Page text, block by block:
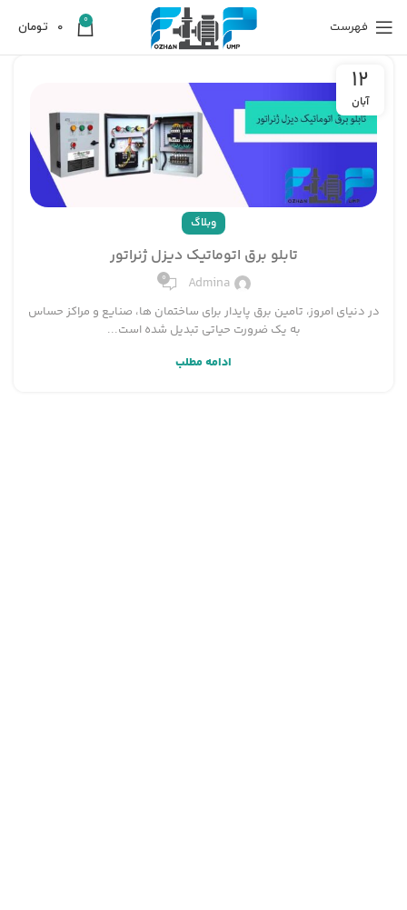
فهرست 0
0 تومان
12
آبان
وبلاگ
تابلو برق اتوماتیک دیزل ژنراتور
Admina
0
در دنیای امروز، تامین برق پایدار برای ساختمان ها، صنایع و مراکز حساس
به یک ضرورت حیاتی تبدیل شده است...
ادامه مطلب